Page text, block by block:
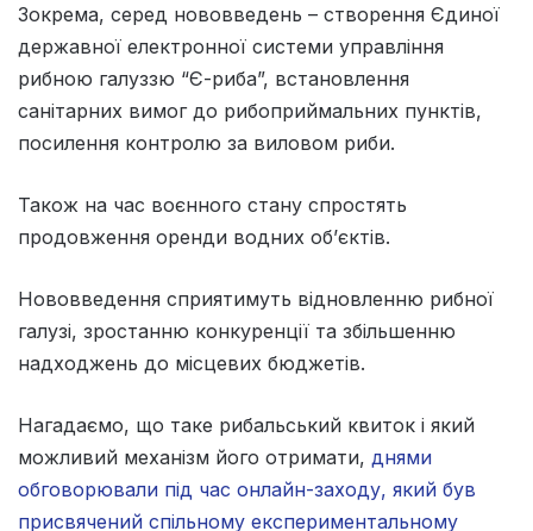
Зокрема, серед нововведень – створення Єдиної
державної електронної системи управління
рибною галуззю “Є-риба”, встановлення
санітарних вимог до рибоприймальних пунктів,
посилення контролю за виловом риби.
Також на час воєнного стану спростять
продовження оренди водних об’єктів.
Нововведення сприятимуть відновленню рибної
галузі, зростанню конкуренції та збільшенню
надходжень до місцевих бюджетів.
Нагадаємо, що таке рибальський квиток і який
можливий механізм його отримати, днями
обговорювали під час онлайн-заходу, який був
присвячений спільному експериментальному